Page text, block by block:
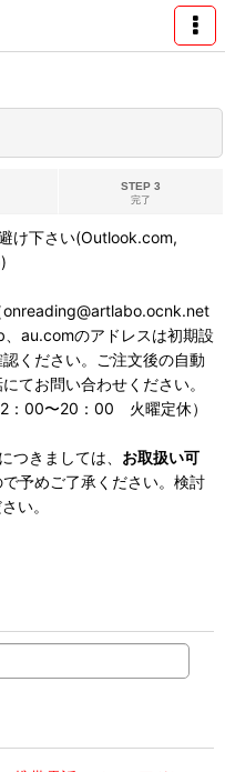
STEP 3
完了
け下さい(Outlook.com,
onreading@artlabo.ocnk.net
au.comのアドレスは初期設
ください。ご注文後の自動
てお問い合わせください。
00〜20：00 火曜定休）
つきましては、 お取扱い可
予めご了承ください。検討
い。